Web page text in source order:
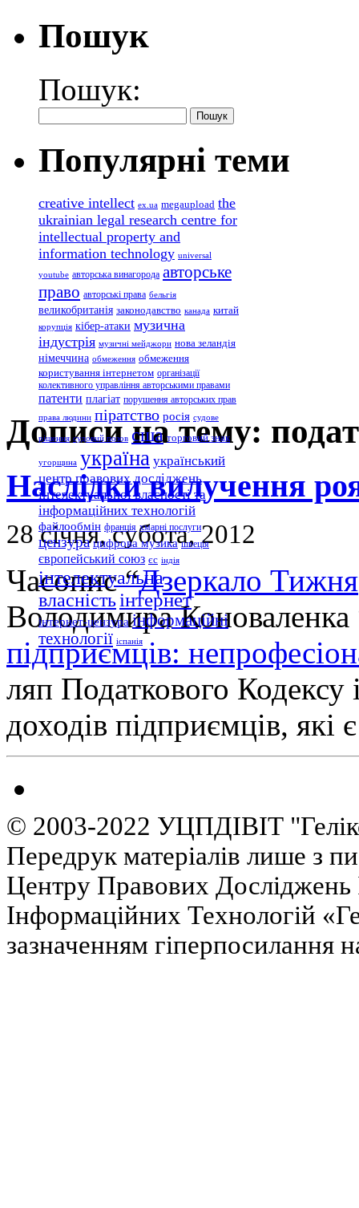
Пошук
Пошук:
Популярні теми
creative intellect ex.ua megaupload the
ukrainian legal research centre for
intellectual property and
information technology universal
youtube авторська винагорода авторське
право авторські права бельгія
великобританія законодавство канада китай
корупція кібер-атаки музична
індустрія музичні мейджори нова зеландія
німеччина обмеження обмеження
користування інтернетом організації
колективного управління авторськими правами
патенти плагіат порушення авторських прав
права людини піратство росія судове
рішення судовий позов сша торговий знак
угорщина україна український
центр правових досліджень
інтелектуальної власності та
інформаційних технологій
файлообмін франція хмарні послуги
цензура цифрова музика швеція
європейський союз єс індія
інтелектуальна
власністьінтернет
інтернет-цензура інформаційні
технології іспанія
Дописи на тему:
Наслідки вилучення
28 січня, субота, 2012
Часопис “Дзеркало Тижня
Володимира Коноваленка
підприємців:
ляп Податкового Кодексу
доходів підприємців, які
© 2003-2022 УЦПДІВІТ
Передрук матеріалів лише з
Центру Правових Досліджень
Інформаційних Технологій
зазначенням гіперпосилання